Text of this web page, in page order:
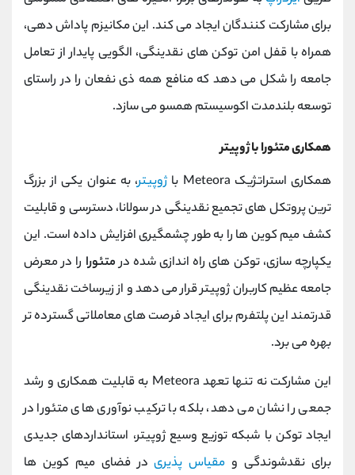
برای مشارکت‌ کنندگان ایجاد می ‌کند. این مکانیزم پاداش‌ دهی،
همراه با قفل امن توکن ‌های نقدینگی، الگویی پایدار از تعامل
جامعه را شکل می‌ دهد که منافع همه ذی ‌نفعان را در راستای
توسعه بلندمدت اکوسیستم همسو می‌ سازد.
همکاری متئورا با ژوپیتر
همکاری استراتژیک Meteora با
ژوپیتر، به عنوان یکی از بزرگ‌
ترین پروتکل ‌های تجمیع نقدینگی در سولانا، دسترسی و قابلیت
کشف میم ‌کوین ‌ها را به طور چشمگیری افزایش داده است. این
یکپارچه‌ سازی، توکن ‌های راه ‌اندازی شده درمتئورا را در معرض
جامعه عظیم کاربران ژوپیتر قرار می‌ دهد و از زیرساخت نقدینگی
قدرتمند این پلتفرم برای ایجاد فرصت ‌های معاملاتی گسترده ‌تر
بهره می ‌برد.
این مشارکت نه تنها تعهد Meteora به قابلیت همکاری و رشد
جمعی را نشان می ‌دهد، بلکه با ترکیب نوآوری ‌های متئورا در
ایجاد توکن با شبکه توزیع وسیع ژوپیتر، استانداردهای جدیدی
برای نقدشوندگی و مقیاس‌ پذیریدر فضای میم‌ کوین‌ ها